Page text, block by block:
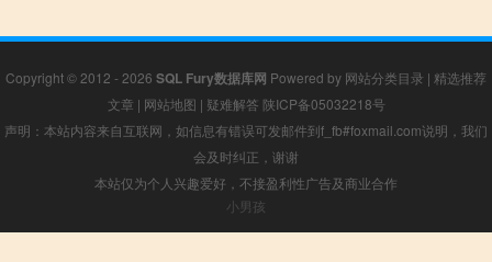
Copyright © 2012 - 2026 SQL Fury数据库网 Powered by 网站分类目录 | 精选推荐
文章 | 网站地图 | 疑难解答 陕ICP备05032218号
声明：本站内容来自互联网，如信息有错误可发邮件到f_fb#foxmail.com说明，我们
会及时纠正，谢谢
本站仅为个人兴趣爱好，不接盈利性广告及商业合作
小男孩